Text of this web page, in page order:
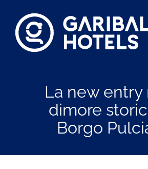
contenuto
La new entry
dimore
Borgo